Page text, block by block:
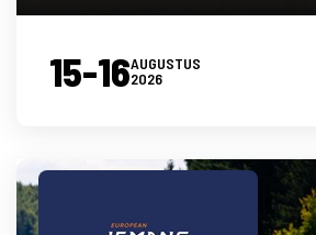
15-16AUGUSTUS
2026